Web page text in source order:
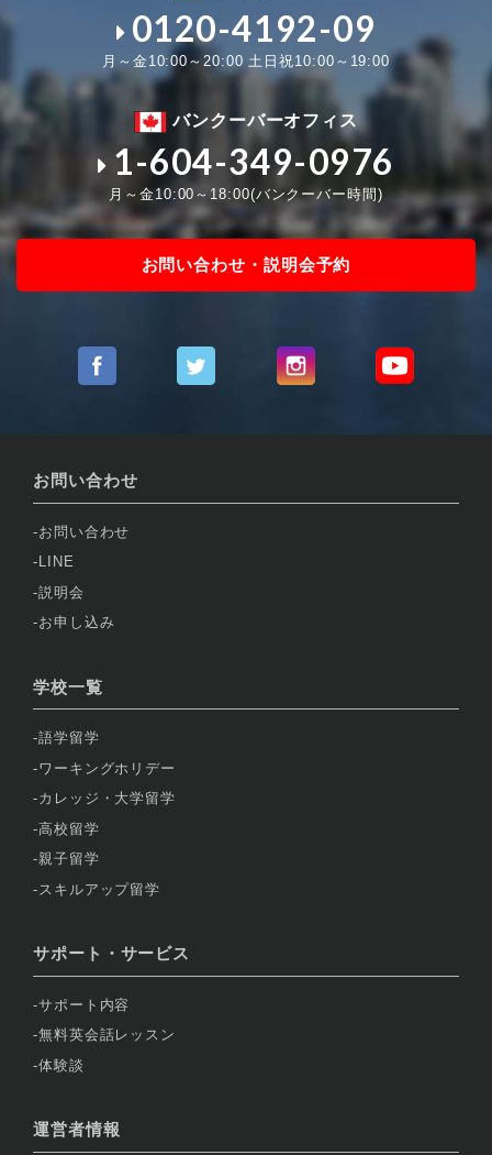
0120-4192-09
月～金10:00～20:00 土日祝10:00～19:00
バンクーバーオフィス
1-604-349-0976
月～金10:00～18:00(バンクーバー時間)
お問い合わせ・説明会予約
お問い合わせ
お問い合わせ
LINE
説明会
お申し込み
学校一覧
語学留学
ワーキングホリデー
カレッジ・大学留学
高校留学
親子留学
スキルアップ留学
サポート・サービス
サポート内容
無料英会話レッスン
体験談
運営者情報